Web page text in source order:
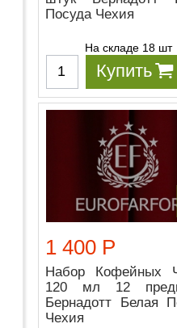
Посуда Чехия
На складе 18 шт
Купить
1 400 Р
Набор Кофейных
120 мл 12
Бернадотт Белая
Чехия